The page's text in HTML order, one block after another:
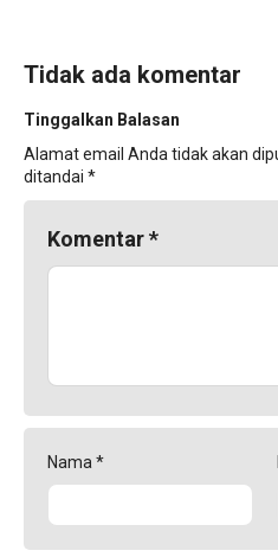
Tidak ada komentar
Tinggalkan Balasan
Alamat email Anda tidak akan
ditandai *
Komentar*
Nama*